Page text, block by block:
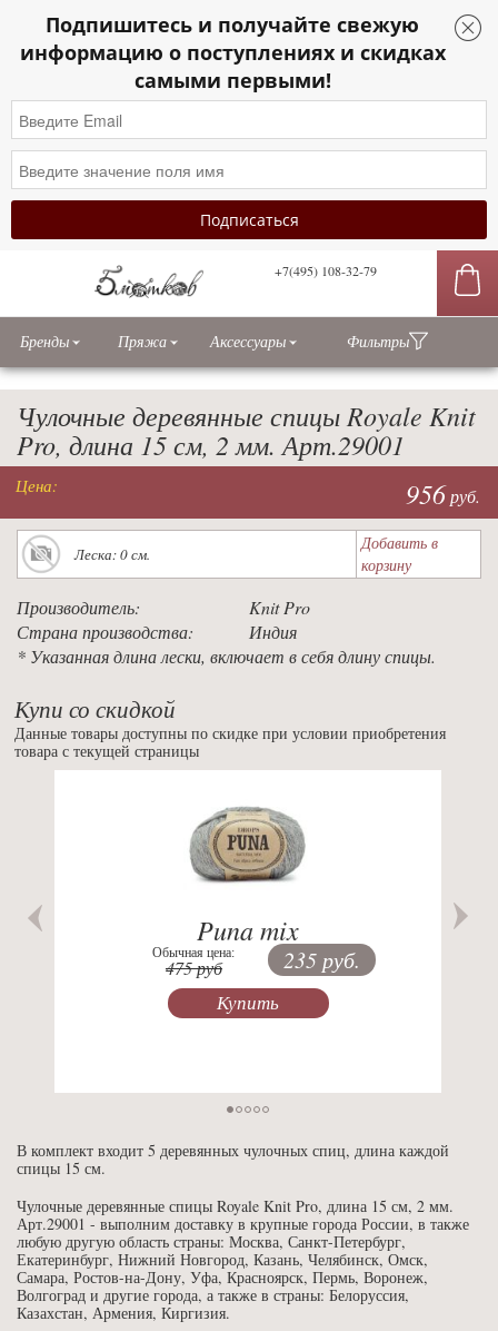
Подпишитесь и получайте свежую
информацию о поступлениях и скидках
самыми первыми!
+7(495) 108-32-79
Бренды Пряжа Аксессуары Фильтры
Чулочные деревянные спицы Royale Knit
Pro, длина 15 см, 2 мм. Арт.29001
Цена: 956руб.
Леска: 0 см.
Добавить в
корзину
Производитель:
Knit Pro
Страна производства:
Индия
* Указанная длина лески, включает в себя длину спицы.
Купи со скидкой
Данные товары доступны по скидке при условии приобретения
товара с текущей страницы
Puna mix
Обычная цена:
475 руб 235 руб.
Купить
В комплект входит 5 деревянных чулочных спиц, длина каждой
спицы 15 см.
Чулочные деревянные спицы Royale Knit Pro, длина 15 см, 2 мм.
Арт.29001 - выполним доставку в крупные города России, в также
любую другую область страны: Москва, Санкт-Петербург,
Екатеринбург, Нижний Новгород, Казань, Челябинск, Омск,
Самара, Ростов-на-Дону, Уфа, Красноярск, Пермь, Воронеж,
Волгоград и другие города, а также в страны: Белоруссия,
Казахстан, Армения, Киргизия.